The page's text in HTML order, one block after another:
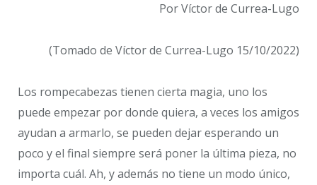
Por Víctor de Currea-Lugo
(Tomado de Víctor de Currea-Lugo 15/10/2022)
Los rompecabezas tienen cierta magia, uno los
puede empezar por donde quiera, a veces los amigos
ayudan a armarlo, se pueden dejar esperando un
poco y el final siempre será poner la última pieza, no
importa cuál. Ah, y además no tiene un modo único,